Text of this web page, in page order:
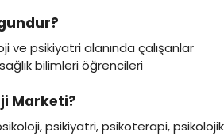
ve psikiyatri alanında çalışanlar
bilimleri öğrencileri
Marketi?
psikiyatri, psikoterapi,